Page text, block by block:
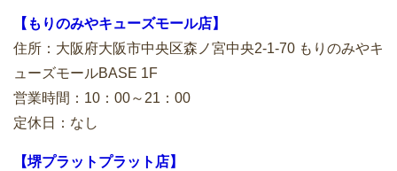
【もりのみやキューズモール店】
住所：大阪府大阪市中央区森ノ宮中央2-1-70 もりのみやキ
ューズモールBASE 1F
営業時間：10：00～21：00
定休日：なし
【堺プラットプラット店】